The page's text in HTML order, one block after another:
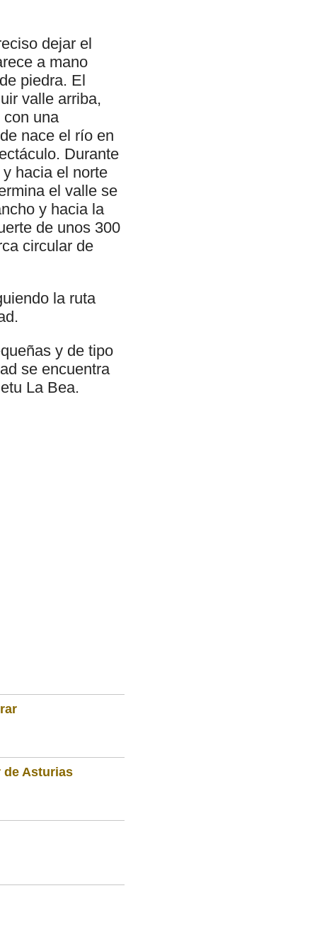
dejar el
a mano
piedra. El
valle arriba,
una
nace el río en
Durante
hacia el norte
el valle se
y hacia la
de unos 300
circular de
la ruta
y de tipo
se encuentra
La Bea.
de Asturias